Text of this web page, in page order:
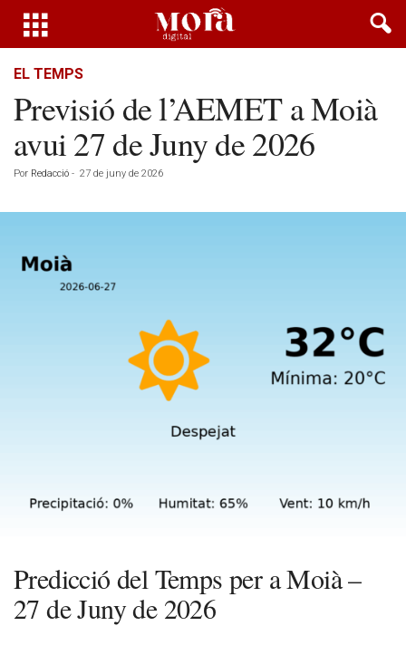
EL TEMPS
Previsió de l’AEMET a Moià
avui 27 de Juny de 2026
Por Redacció - 27 de juny de 2026
Predicció del Temps per a Moià –
27 de Juny de 2026